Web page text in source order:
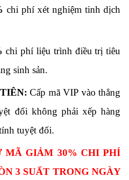
chi phí xét nghiệm tinh dịch
chi phí liệu trình điều trị tiêu
sinh sản.
Cấp mã VIP vào thẳng
đối không phải xếp hàng
tuyệt đối.
MÃ GIẢM 30% CHI PHÍ
3 SUẤT TRONG NGÀY